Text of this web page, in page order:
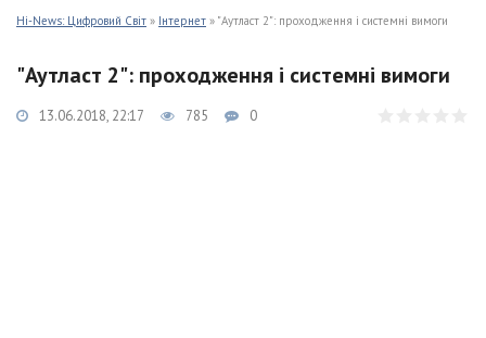
Hi-News: Цифровий Світ » Інтернет » "Аутласт 2": проходження і системні вимоги
"Аутласт 2": проходження і системні вимоги
13.06.2018, 22:17 785 0